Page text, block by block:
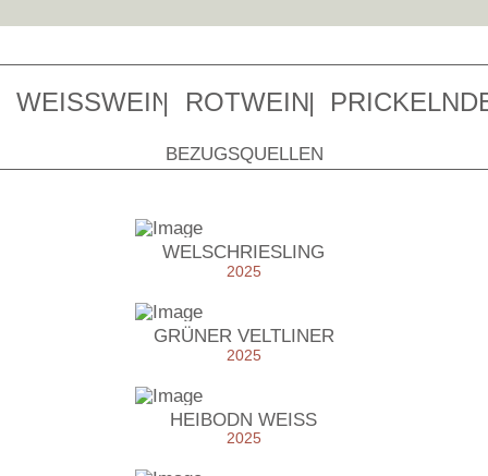
WEISSWEINE ROTWEINE
BEZUGSQUELLEN
WELSCHRIESLING
2025
GRÜNER VELTLINER
2025
HEIBODN WEISS
2025